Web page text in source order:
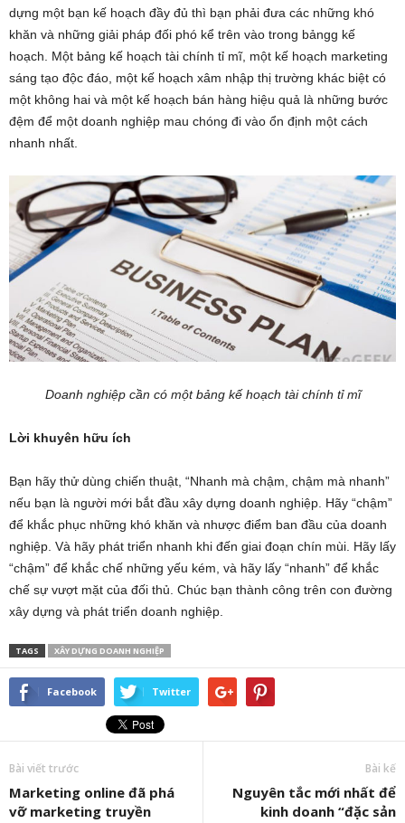
dựng một bạn kế hoạch đầy đủ thì bạn phải đưa các những khó
khăn và những giải pháp đối phó kể trên vào trong bảngg kế
hoạch. Một bảng kế hoạch tài chính tỉ mĩ, một kế hoạch marketing
sáng tạo độc đáo, một kế hoạch xâm nhập thị trường khác biệt có
một không hai và một kế hoạch bán hàng hiệu quả là những bước
đệm để một doanh nghiệp mau chóng đi vào ổn định một cách
nhanh nhất.
Doanh nghiệp cần có một bảng kế hoạch tài chính tỉ mĩ
Lời khuyên hữu ích
Bạn hãy thử dùng chiến thuật, “Nhanh mà chậm, chậm mà nhanh”
nếu bạn là người mới bắt đầu xây dựng doanh nghiệp. Hãy “chậm”
để khắc phục những khó khăn và nhược điểm ban đầu của doanh
nghiệp. Và hãy phát triển nhanh khi đến giai đoạn chín mùi. Hãy lấy
“chậm” để khắc chế những yếu kém, và hãy lấy “nhanh” để khắc
chế sự vượt mặt của đối thủ. Chúc bạn thành công trên con đường
xây dựng và phát triển doanh nghiệp.
TAGS XÂY DỰNG DOANH NGHIỆP
Facebook Twitter
Bài viết trước
Marketing online đã phá
vỡ marketing truyền
Bài kế
Nguyên tắc mới nhất để
kinh doanh “đặc sản